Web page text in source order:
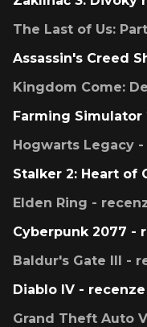
The Last of Us:
Assassin's Creed
Kingdom Come:
Farming Simulator
Hogwarts Legacy
Stalker 2: Heart of
Elden Ring -
Cyberpunk 2077 -
Baldur's Gate III -
Diablo IV - recenze
Grand Theft Auto